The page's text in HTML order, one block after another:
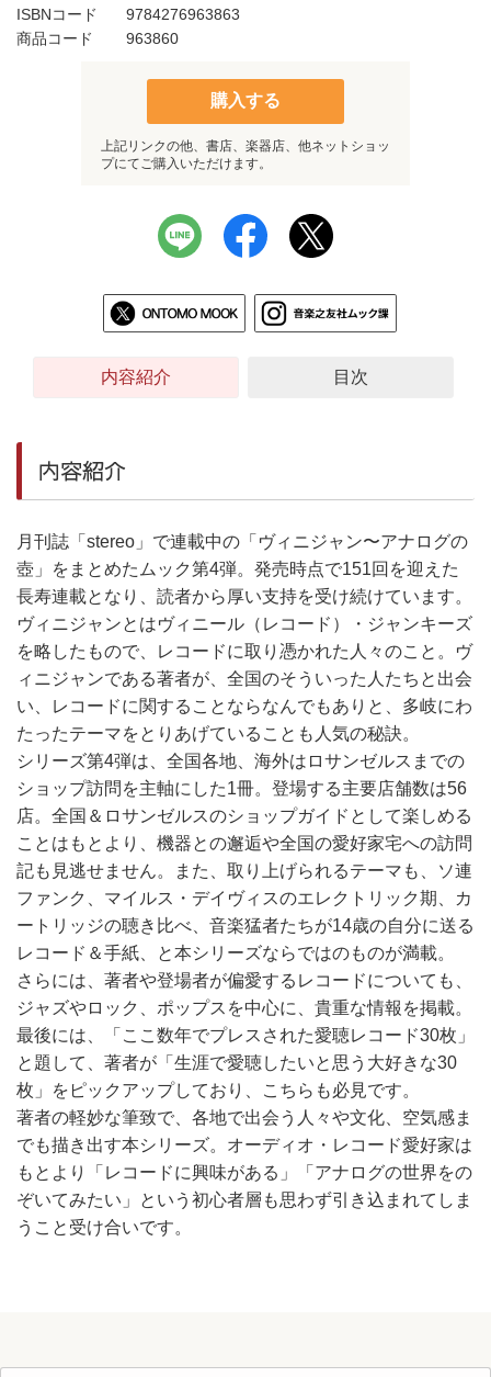
ISBNコード
9784276963863
商品コード
963860
購入する
上記リンクの他、書店、楽器店、他ネットショッ
プにてご購入いただけます。
内容紹介 目次
内容紹介
月刊誌「stereo」で連載中の「ヴィニジャン〜アナログの
壺」をまとめたムック第4弾。発売時点で151回を迎えた
長寿連載となり、読者から厚い支持を受け続けています。
ヴィニジャンとはヴィニール（レコード）・ジャンキーズ
を略したもので、レコードに取り憑かれた人々のこと。ヴ
ィニジャンである著者が、全国のそういった人たちと出会
い、レコードに関することならなんでもありと、多岐にわ
たったテーマをとりあげていることも人気の秘訣。
シリーズ第4弾は、全国各地、海外はロサンゼルスまでの
ショップ訪問を主軸にした1冊。登場する主要店舗数は56
店。全国＆ロサンゼルスのショップガイドとして楽しめる
ことはもとより、機器との邂逅や全国の愛好家宅への訪問
記も見逃せません。また、取り上げられるテーマも、ソ連
ファンク、マイルス・デイヴィスのエレクトリック期、カ
ートリッジの聴き比べ、音楽猛者たちが14歳の自分に送る
レコード＆手紙、と本シリーズならではのものが満載。
さらには、著者や登場者が偏愛するレコードについても、
ジャズやロック、ポップスを中心に、貴重な情報を掲載。
最後には、「ここ数年でプレスされた愛聴レコード30枚」
と題して、著者が「生涯で愛聴したいと思う大好きな30
枚」をピックアップしており、こちらも必見です。
著者の軽妙な筆致で、各地で出会う人々や文化、空気感ま
でも描き出す本シリーズ。オーディオ・レコード愛好家は
もとより「レコードに興味がある」「アナログの世界をの
ぞいてみたい」という初心者層も思わず引き込まれてしま
うこと受け合いです。